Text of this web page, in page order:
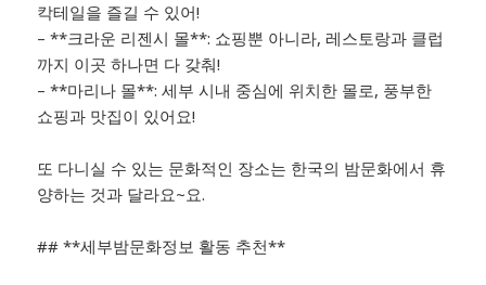
칵테일을 즐길 수 있어!
– **크라운 리젠시 몰**: 쇼핑뿐 아니라, 레스토랑과 클럽
까지 이곳 하나면 다 갖춰!
– **마리나 몰**: 세부 시내 중심에 위치한 몰로, 풍부한
쇼핑과 맛집이 있어요!
또 다니실 수 있는 문화적인 장소는 한국의 밤문화에서 휴
양하는 것과 달라요~요.
## **세부밤문화정보 활동 추천**